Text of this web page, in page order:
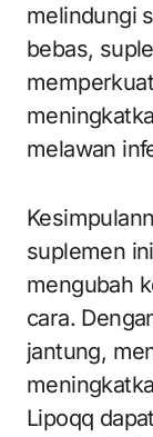
melindungi
bebas,
melawan
suplemen
mengubah
cara.
jantung,
Lipoqq